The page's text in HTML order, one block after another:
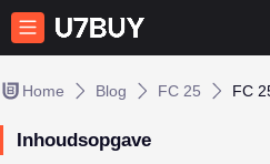
Home Blog FC 25
Inhoudsopgave